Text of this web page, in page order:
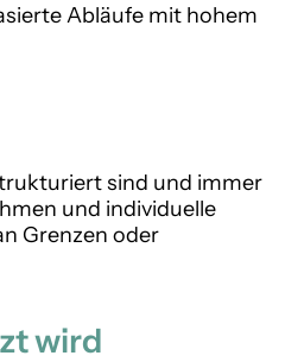
Abläufe mit hohem
sind und immer
und individuelle
Grenzen oder
wird